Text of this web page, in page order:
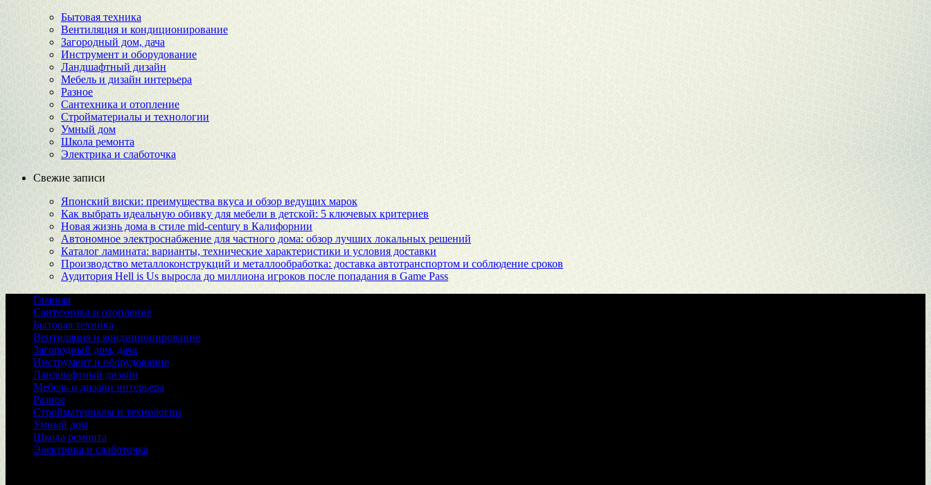
Бытовая техника
Вентиляция и кондиционирование
Загородный дом, дача
Инструмент и оборудование
Ландшафтный дизайн
Мебель и дизайн интерьера
Разное
Сантехника и отопление
Стройматериалы и технологии
Умный дом
Школа ремонта
Электрика и слаботочка
Свежие записи
Японский виски: преимущества вкуса и обзор ведущих марок
Как выбрать идеальную обивку для мебели в детской: 5 ключевых критериев
Новая жизнь дома в стиле mid-century в Калифорнии
Автономное электроснабжение для частного дома: обзор лучших локальных решений
Каталог ламината: варианты, технические характеристики и условия доставки
Производство металлоконструкций и металлообработка: доставка автотранспортом и соблюдение сроков
Аудитория Hell is Us выросла до миллиона игроков после попадания в Game Pass
Главная
Сантехника и отопление
Бытовая техника
Вентиляция и кондиционирование
Загородный дом, дача
Инструмент и оборудование
Ландшафтный дизайн
Мебель и дизайн интерьера
Разное
Стройматериалы и технологии
Умный дом
Школа ремонта
Электрика и слаботочка